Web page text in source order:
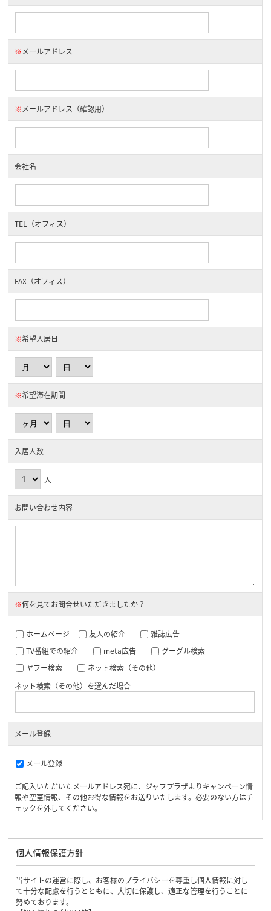
※メールアドレス
※メールアドレス（確認用）
会社名
TEL（オフィス）
FAX（オフィス）
※希望入居日
※希望滞在期間
入居人数
人
お問い合わせ内容
※何を見てお問合せいただきましたか？
ホームページ 友人の紹介
雑誌広告
TV番組での紹介
meta広告
グーグル検索
ヤフー検索
ネット検索（その他）
ネット検索（その他）を選んだ場合
メール登録
メール登録
ご記入いただいたメールアドレス宛に、ジャフプラザよりキャンペーン情
報や空室情報、その他お得な情報をお送りいたします。必要のない方はチ
ェックを外してください。
個人情報保護方針
当サイトの運営に際し、お客様のプライバシーを尊重し個人情報に対し
て十分な配慮を行うとともに、大切に保護し、適正な管理を行うことに
努めております。